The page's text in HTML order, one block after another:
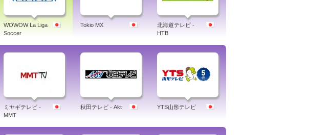
WOWOW La Liga
Soccer
Tokio MX
北海道テレビ -
HTB
ミヤギテレビ -
MMT
秋田テレビ - Akt YTS山形テレビ